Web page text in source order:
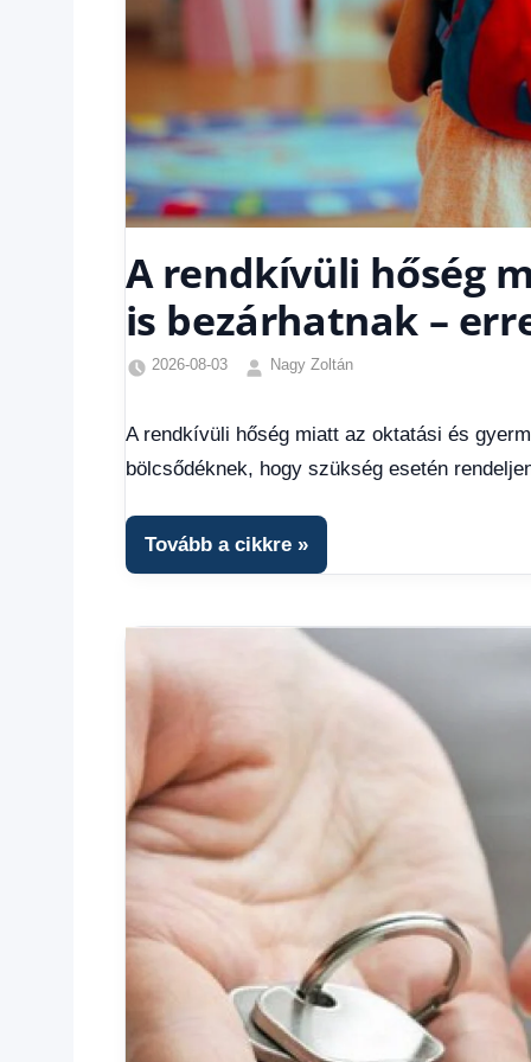
A rendkívüli hőség
is bezárhatnak –
2026-08-03
Nagy Zoltán
Hírek,
Hírek
A rendkívüli hőség miatt az oktatási és
bölcsődéknek, hogy szükség esetén
Tovább a cikkre